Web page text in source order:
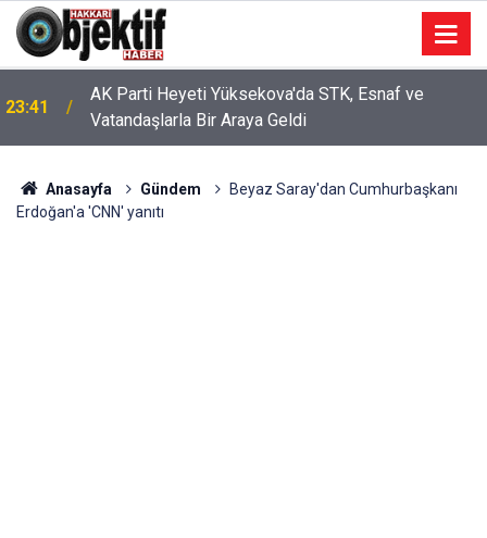
23:41
AK Parti Heyeti Yüksekova'da STK, Esnaf ve
Vatandaşlarla Bir Araya Geldi
Anasayfa Gündem
Beyaz Saray'dan Cumhurbaşkanı
Erdoğan'a 'CNN' yanıtı